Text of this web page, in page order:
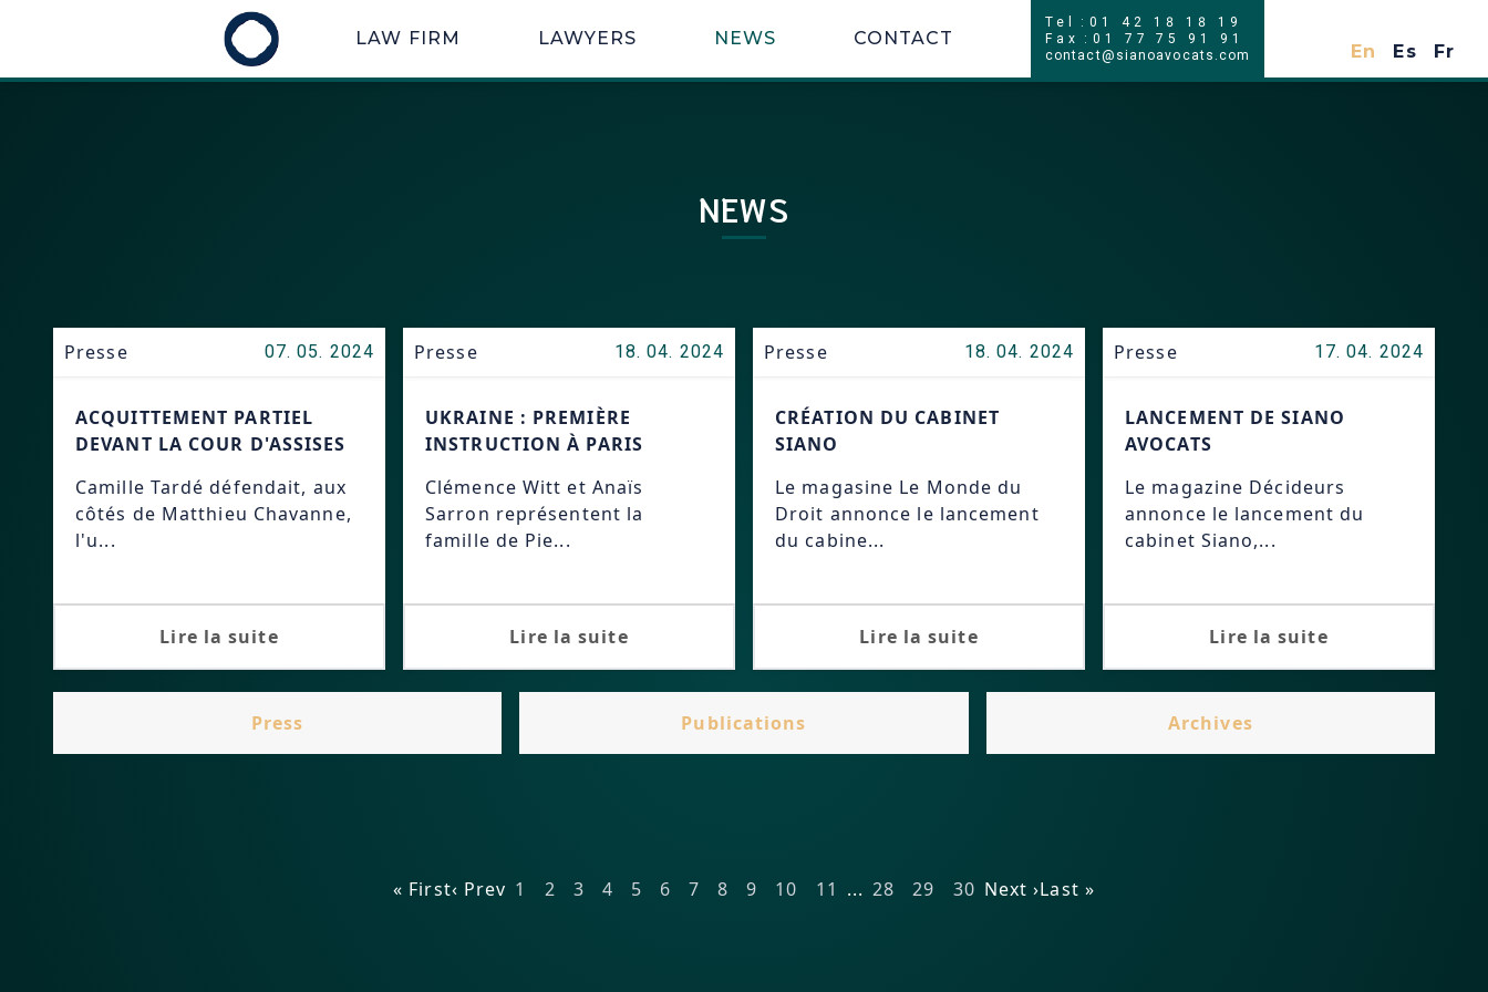
LAW FIRM LAWYERS NEWS CONTACT
Tel :01 42 18 18 19
Fax
: 01 77 75 91 91
contact@sianoavocats.com
En Es Fr
NEWS
Presse 07. 05. 2024
ACQUITTEMENT PARTIEL
DEVANT LA COUR D'ASSISES
Camille Tardé défendait, aux
côtés de Matthieu Chavanne,
l'u...
Lire la suite
Presse 18. 04. 2024
UKRAINE : PREMIÈRE
INSTRUCTION À PARIS
Clémence Witt et Anaïs
Sarron représentent la
famille de Pie...
Lire la suite
Presse 18. 04. 2024
CRÉATION DU CABINET
SIANO
Le magasine Le Monde du
Droit annonce le lancement
du cabine...
Lire la suite
Presse 17. 04. 2024
LANCEMENT DE SIANO
AVOCATS
Le magazine Décideurs
annonce le lancement du
cabinet Siano,...
Lire la suite
Press Publications Archives
« First‹ Prev 1 2 3 4 5 6 7 8 9 10 11 ... 28 29 30 Next ›Last »